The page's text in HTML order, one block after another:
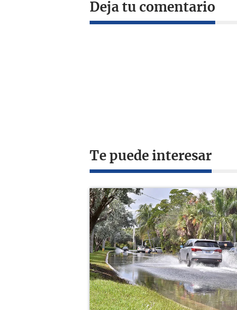
Deja tu comentario
Te puede interesar